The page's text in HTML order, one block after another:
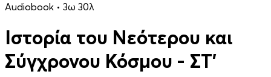
Audiobook • 3ω 30λ
Ιστορία του Νεότερου και
Σύγχρονου Κόσμου - ΣΤ'